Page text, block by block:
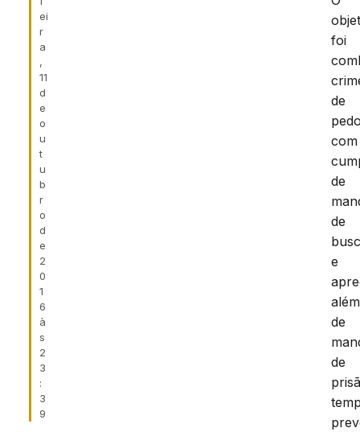
ei
r
a
,
11
d
e
o
u
t
u
b
r
o
d
e
2
0
1
6
à
s
2
3
:
3
9
foi
de
com
de
de
e
além
de
de